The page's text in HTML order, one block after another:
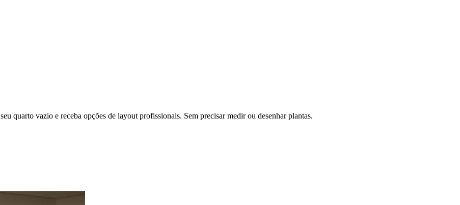
quarto vazio e receba opções de layout profissionais. Sem precisar medir ou desenhar plantas.